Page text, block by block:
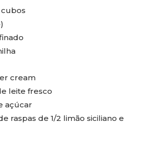
cream
leite fresco
açúcar
raspas de 1/2 limão siciliano e